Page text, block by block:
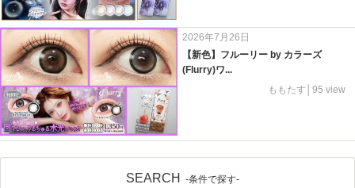
2026年7月26日
【新色】フルーリー by カラーズ
(Flurry)ワ...
ももたす│95 view
SEARCH
-条件で探す-